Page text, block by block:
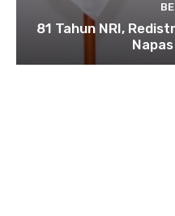
81 Tahun NRI,